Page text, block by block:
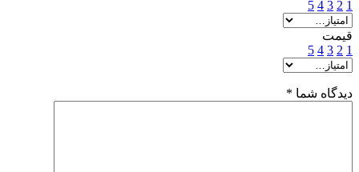
1
2
3
4
5
قیمت
1
2
3
4
5
دیدگاه شما *